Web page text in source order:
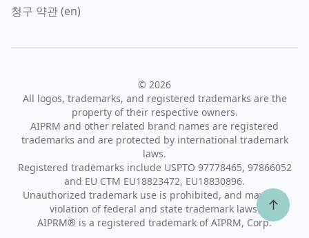
청구 약관 (en)
© 2026
All logos, trademarks, and registered trademarks are the
property of their respective owners.
AIPRM and other related brand names are registered
trademarks and are protected by international trademark
laws.
Registered trademarks include USPTO 97778465, 97866052
and EU CTM EU18823472, EU18830896.
Unauthorized trademark use is prohibited, and may be a
violation of federal and state trademark laws.
AIPRM® is a registered trademark of AIPRM, Corp.
↑